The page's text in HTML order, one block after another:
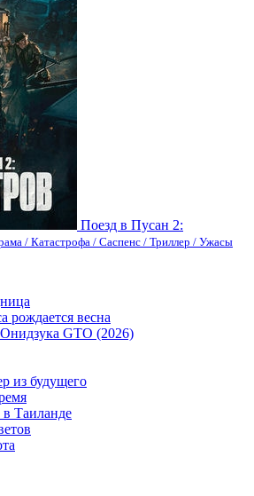
Поезд в Пусан 2:
/ Катастрофа / Саспенс / Триллер / Ужасы
рождается весна
GTO (2026)
из будущего
Таиланде